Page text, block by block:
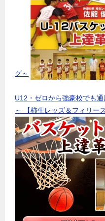
グ～
U12・ゼロから強豪校でも
～ 【柿生レッズ＆フィリ